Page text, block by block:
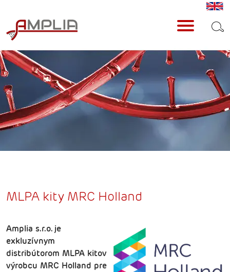
MLPA kity MRC Holland
Amplia s.r.o. je
exkluzívnym
distribútorom MLPA kitov
výrobcu MRC Holland pre